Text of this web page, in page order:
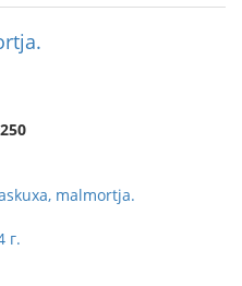
malmortja.
г.